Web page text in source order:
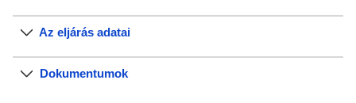
Az eljárás adatai
Dokumentumok